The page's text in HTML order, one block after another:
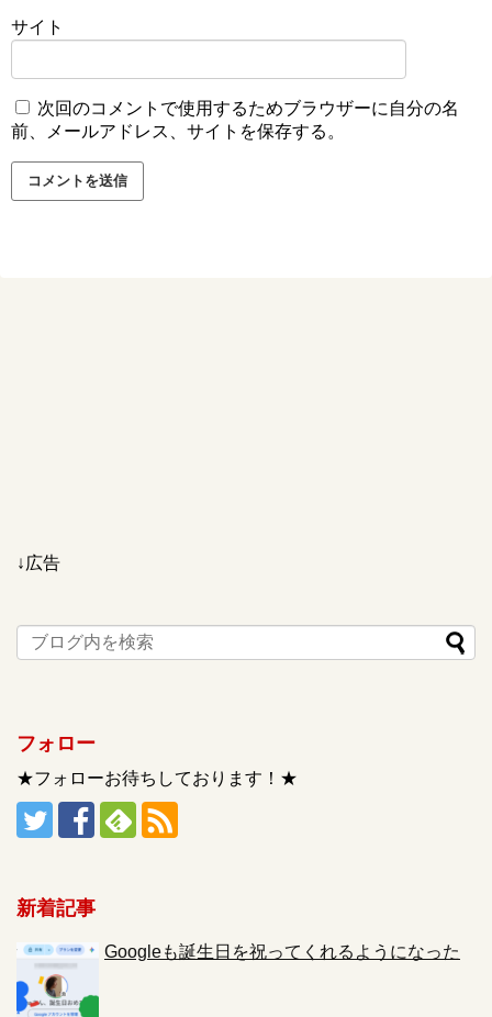
サイト
次回のコメントで使用するためブラウザーに自分の名
前、メールアドレス、サイトを保存する。
↓広告
フォロー
★フォローお待ちしております！★
新着記事
Googleも誕生日を祝ってくれるようになった